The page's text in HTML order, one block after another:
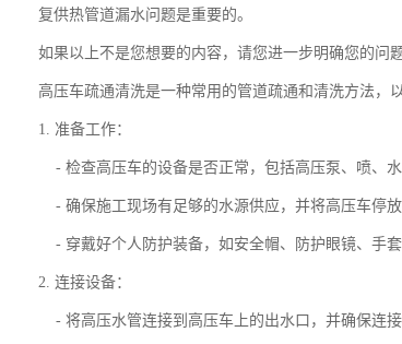
复供热管道漏水问题是重要的。
如果以上不是您想要的内容，请您进一步明确您的问
高压车疏通清洗是一种常用的管道疏通和清洗方法，
1. 准备工作：
- 检查高压车的设备是否正常，包括高压泵、喷、水
- 确保施工现场有足够的水源供应，并将高压车停放
- 穿戴好个人防护装备，如安全帽、防护眼镜、手套
2. 连接设备：
- 将高压水管连接到高压车上的出水口，并确保连接